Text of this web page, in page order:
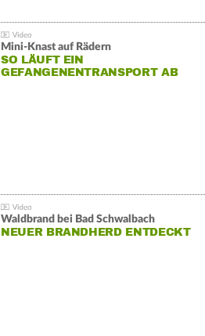
Mini-Knast auf Rädern
SO LÄUFT EIN
GEFANGENENTRANSPORT AB
Waldbrand bei Bad Schwalbach
NEUER BRANDHERD ENTDECKT